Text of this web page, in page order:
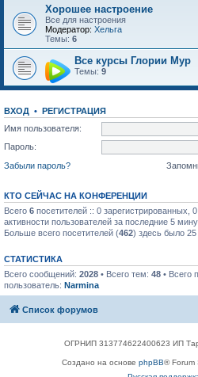
Хорошее настроение
Все для настроения
Модератор: Хельга
Темы: 6
Все курсы Глории Мур
Темы: 9
ВХОД • РЕГИСТРАЦИЯ
Имя пользователя:
Пароль:
Забыли пароль?
КТО СЕЙЧАС НА КОНФЕРЕНЦИИ
Всего 6 посетителей :: 0 зарегистрированных,
активности пользователей за последние 5
Больше всего посетителей (462) здесь было
СТАТИСТИКА
Всего сообщений: 2028 • Всего тем: 48 • Всего
пользователь: Narmina
Список форумов
ОГРНИП 313774622400623 ИП
Создано на основе phpBB® Forum